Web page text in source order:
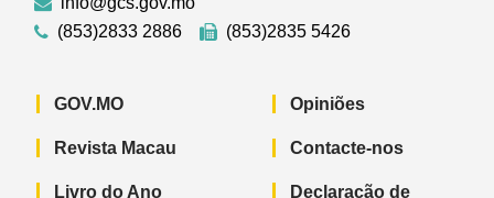
(853)2833 2886
(853)2835 5426
GOV.MO
Revista Macau
Livro do Ano
Opiniões
Contacte-nos
Declaração de